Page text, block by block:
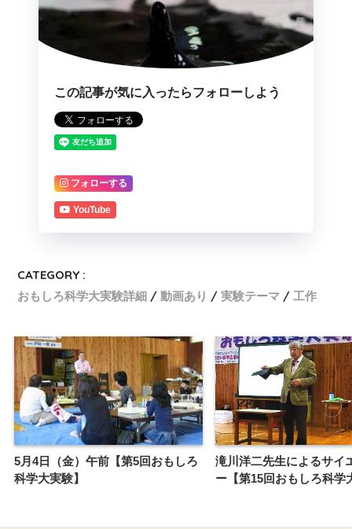
この記事が気に入ったらフォローしよう
フォローする
YouTube
CATEGORY :
おもしろ科学大実験詳細
動画あり 実験テーマ 工作
5月4日（金）午前【第5回おもしろ
科学大実験】
滝川洋二先生によるサイ
ー【第15回おもしろ科学